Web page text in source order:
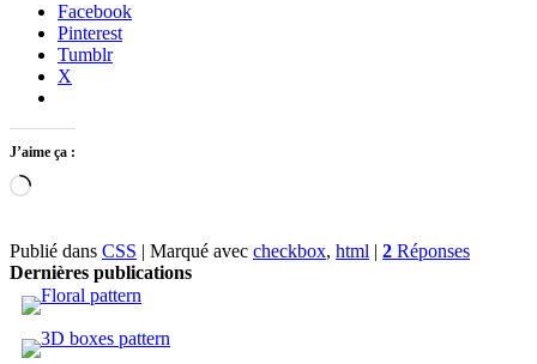
Facebook
Pinterest
Tumblr
X
J’aime ça :
Chargement…
Publié dans CSS | Marqué avec checkbox, html | 2 Réponses
Dernières publications